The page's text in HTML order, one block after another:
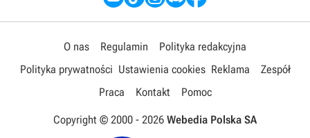
O nas Regulamin
Polityka redakcyjna
Polityka prywatności Ustawienia cookies Reklama
Zespół
Praca
Kontakt Pomoc
Copyright © 2000 - 2026 Webedia Polska SA